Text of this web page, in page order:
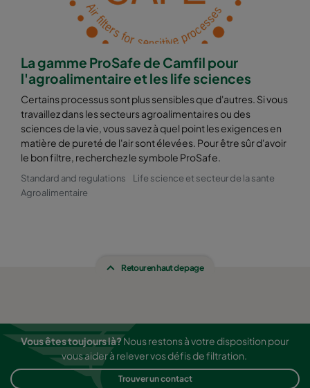
La gamme ProSafe de Camfil pour
l'agroalimentaire et les life sciences
Certains processus sont plus sensibles que d'autres. Si vous
travaillez dans les secteurs agroalimentaires ou des
sciences de la vie, vous savez à quel point les exigences en
matière de pureté de l'air sont élevées. Pour être sûr d'avoir
le bon filtre, recherchez le symbole ProSafe.
Standard and regulations
Life science et secteur de la sante
Agroalimentaire
Retour en haut de page
Vous êtes toujours là?Nous restons à votre disposition pour
vous aider à relever vos défis de filtration.
Trouver un contact